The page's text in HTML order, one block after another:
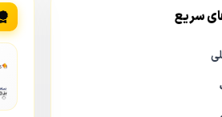
حتی با نور ماه یا چراغ‌های
سریع